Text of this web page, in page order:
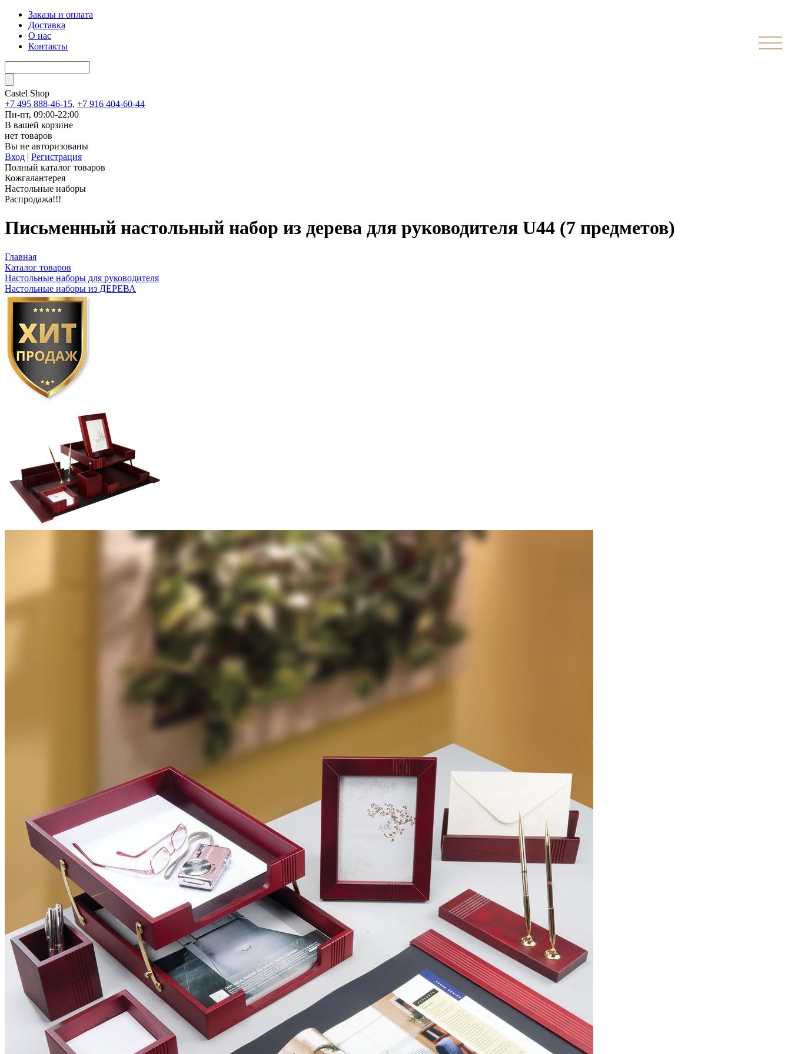
Заказы и оплата
Доставка
О нас
Контакты
Castel Shop
+7 495 888-46-15, +7 916 404-60-44
Пн-пт, 09:00-22:00
В вашей корзине
нет товаров
Вы не авторизованы
Вход | Регистрация
Полный каталог товаров
Кожгалантерея
Настольные наборы
Распродажа!!!
Письменный настольный набор из дерева для руководителя U44 (7 предметов)
Главная
Каталог товаров
Настольные наборы для руководителя
Настольные наборы из ДЕРЕВА